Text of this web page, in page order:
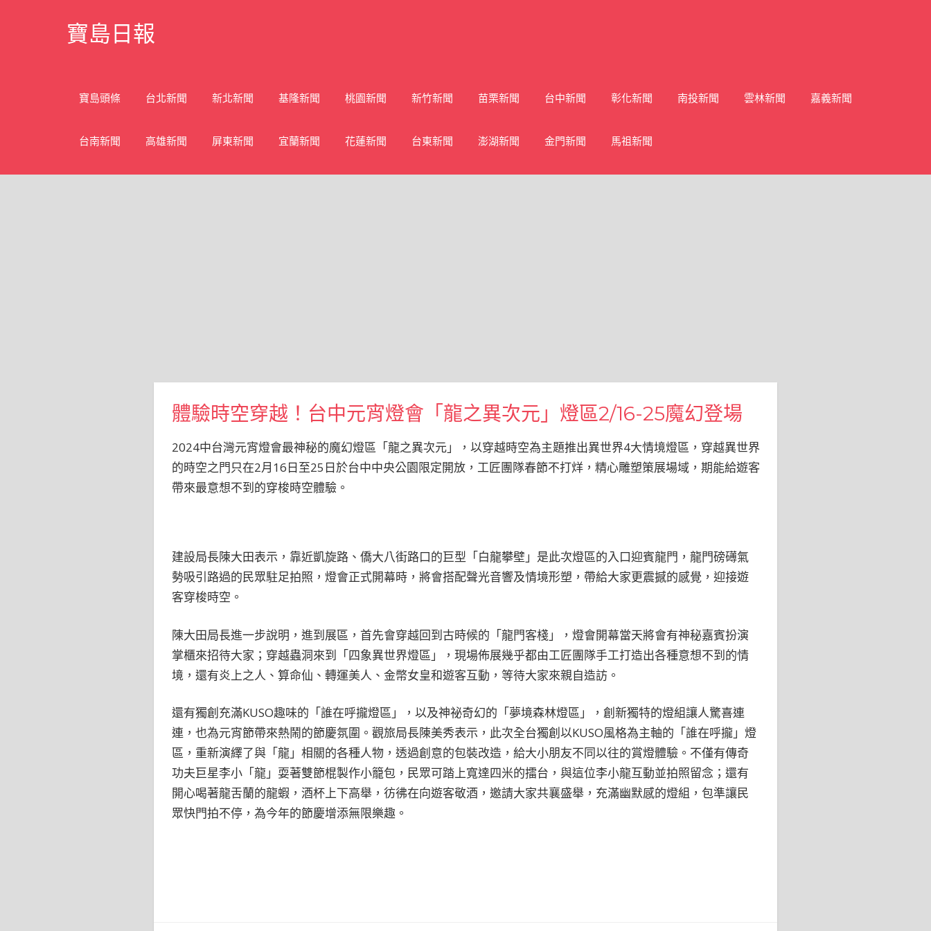
寶島日報
寶島頭條 台北新聞 新北新聞 基隆新聞 桃園新聞 新竹新聞 苗栗新聞 台中新聞 彰化新聞 南投新聞 雲林新聞 嘉義新聞
台南新聞 高雄新聞 屏東新聞 宜蘭新聞 花蓮新聞 台東新聞 澎湖新聞 金門新聞 馬祖新聞
體驗時空穿越！台中元宵燈會「龍之異次元」燈區2/16-25魔幻登場
2024中台灣元宵燈會最神秘的魔幻燈區「龍之異次元」，以穿越時空為主題推出異世界4大情境燈區，穿越異世界
的時空之門只在2月16日至25日於台中中央公園限定開放，工匠團隊春節不打烊，精心雕塑策展場域，期能給遊客
帶來最意想不到的穿梭時空體驗。
建設局長陳大田表示，靠近凱旋路、僑大八街路口的巨型「白龍攀壁」是此次燈區的入口迎賓龍門，龍門磅礡氣
勢吸引路過的民眾駐足拍照，燈會正式開幕時，將會搭配聲光音響及情境形塑，帶給大家更震撼的感覺，迎接遊
客穿梭時空。
陳大田局長進一步說明，進到展區，首先會穿越回到古時候的「龍門客棧」，燈會開幕當天將會有神秘嘉賓扮演
掌櫃來招待大家；穿越蟲洞來到「四象異世界燈區」，現場佈展幾乎都由工匠團隊手工打造出各種意想不到的情
境，還有炎上之人、算命仙、轉運美人、金幣女皇和遊客互動，等待大家來親自造訪。
還有獨創充滿KUSO趣味的「誰在呼攏燈區」，以及神祕奇幻的「夢境森林燈區」，創新獨特的燈組讓人驚喜連
連，也為元宵節帶來熱鬧的節慶氛圍。觀旅局長陳美秀表示，此次全台獨創以KUSO風格為主軸的「誰在呼攏」燈
區，重新演繹了與「龍」相關的各種人物，透過創意的包裝改造，給大小朋友不同以往的賞燈體驗。不僅有傳奇
功夫巨星李小「龍」耍著雙節棍製作小籠包，民眾可踏上寬達四米的擂台，與這位李小龍互動並拍照留念；還有
開心喝著龍舌蘭的龍蝦，酒杯上下高舉，彷彿在向遊客敬酒，邀請大家共襄盛舉，充滿幽默感的燈組，包準讓民
眾快門拍不停，為今年的節慶增添無限樂趣。